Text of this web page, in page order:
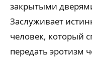
закрытыми
Заслуживает
человек, который
передать эротизм